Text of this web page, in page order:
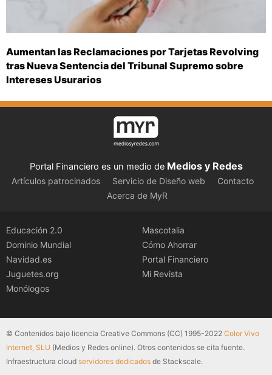
Aumentan las Reclamaciones por Tarjetas Revolving
tras Nueva Sentencia del Tribunal Supremo sobre
Intereses Usurarios
Portal Financiero es un medio de Medios y Redes
Artículos patrocinados Servicio de Diseño web
Contacto
Acerca de MyR
Educación 2.0
Dominio Mundial
Navidad.es
Juguetes.org
Monólogos
Mascotalia
Cómo Ahorrar
Portal Financiero
Mi Revista
© Contenidos bajo licencia Creative Commons (CC) 1995-2022 Color Vivo
Internet, SLU (Medios y Redes online). Otros contenidos se cita fuente.
Infraestructura cloud servidores dedicados de Stackscale.